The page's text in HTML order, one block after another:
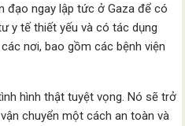
đạo ngay lập tức ở Gaza để có
y tế thiết yếu và có tác dụng
nơi, bao gồm các bệnh viện
hình thật tuyệt vọng. Nó sẽ trở
chuyển một cách an toàn và